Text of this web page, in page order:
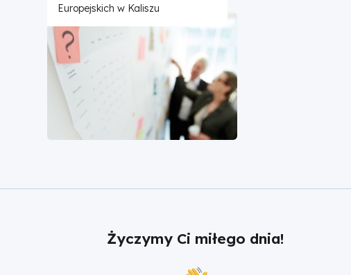
Europejskich w Kaliszu
Życzymy Ci miłego dnia!